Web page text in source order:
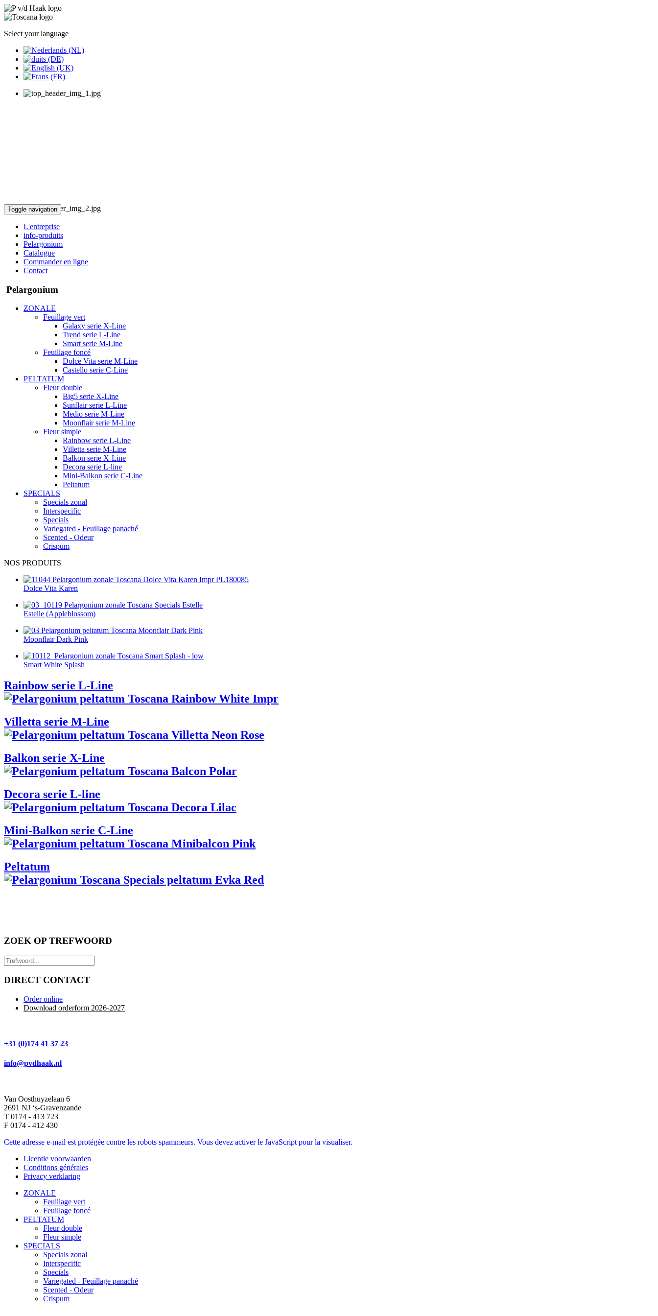
Select your language
Toggle navigation
L'entreprise
info-produits
Pelargonium
Catalogue
Commander en ligne
Contact
Pelargonium
ZONALE
Feuillage vert
Galaxy serie X-Line
Trend serie L-Line
Smart serie M-Line
Feuillage foncé
Dolce Vita serie M-Line
Castello serie C-Line
PELTATUM
Fleur double
Big5 serie X-Line
Sunflair serie L-Line
Medio serie M-Line
Moonflair serie M-Line
Fleur simple
Rainbow serie L-Line
Villetta serie M-Line
Balkon serie X-Line
Decora serie L-line
Mini-Balkon serie C-Line
Peltatum
SPECIALS
Specials zonal
Interspecific
Specials
Variegated - Feuillage panaché
Scented - Odeur
Crispum
NOS PRODUITS
Dolce Vita Karen
Estelle (Appleblossom)
Moonflair Dark Pink
Smart White Splash
Rainbow serie L-Line
Villetta serie M-Line
Balkon serie X-Line
Decora serie L-line
Mini-Balkon serie C-Line
Peltatum
ZOEK OP TREFWOORD
DIRECT CONTACT
Order online
Download orderform 2026-2027
+31 (0)174 41 37 23
info@pvdhaak.nl
Van Oosthuyzelaan 6
2691 NJ ‘s-Gravenzande
T 0174 - 413 723
F 0174 - 412 430
Cette adresse e-mail est protégée contre les robots spammeurs. Vous devez activer le JavaScript pour la visualiser.
Licentie voorwaarden
Conditions générales
Privacy verklaring
ZONALE
Feuillage vert
Feuillage foncé
PELTATUM
Fleur double
Fleur simple
SPECIALS
Specials zonal
Interspecific
Specials
Variegated - Feuillage panaché
Scented - Odeur
Crispum